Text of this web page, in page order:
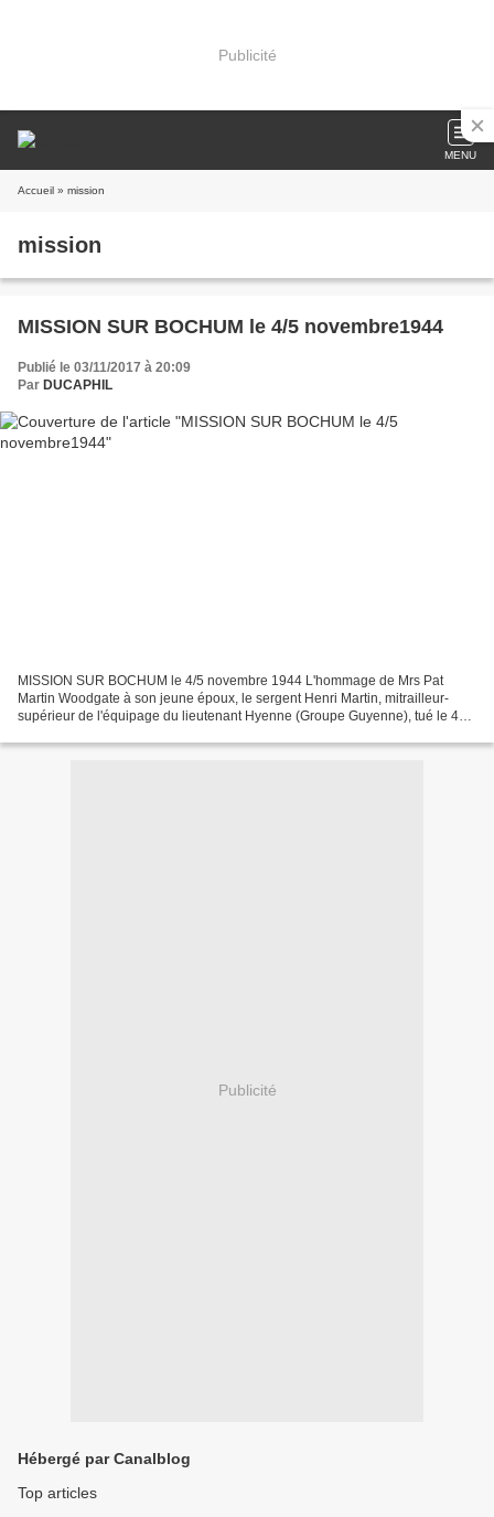
Publicité
MENU
Accueil » mission
mission
MISSION SUR BOCHUM le 4/5 novembre1944
Publié le 03/11/2017 à 20:09
Par DUCAPHIL
MISSION SUR BOCHUM le 4/5 novembre 1944 L'hommage de Mrs Pat
Martin Woodgate à son jeune époux, le sergent Henri Martin, mitrailleur-
supérieur de l'équipage du lieutenant Hyenne (Groupe Guyenne), tué le 4
Publicité
Hébergé par Canalblog
Top articles